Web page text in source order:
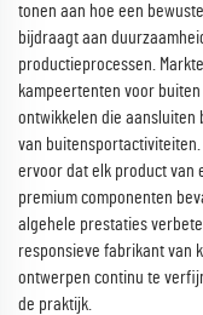
tonen aan hoe een
bijdraagt aan
productieprocessen.
kampeertenten voor
ontwikkelen die
van
ervoor dat elk product van
premium componenten
algehele prestaties
responsieve fabrikant van
ontwerpen continu te
de praktijk.